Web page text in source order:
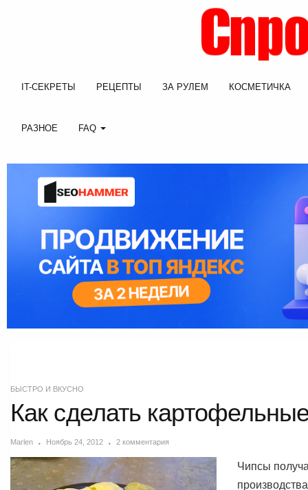
IT-СЕКРЕТЫ РЕЦЕПТЫ ЗА РУЛЕМ КОСМЕТИЧКА
РАЗНОЕ FAQ
БЫСТРО И ВКУСНО
Как сделать
Marlen Ноябрь 24, 2012 2 комментария
Чипсы